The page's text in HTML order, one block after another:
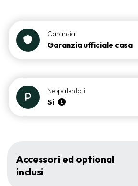
Garanzia
Garanzia ufficiale casa
Neopatentati
Si
Accessori ed optional
inclusi